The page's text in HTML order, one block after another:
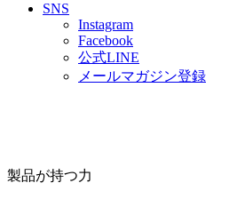
SNS
Instagram
Facebook
公式LINE
メールマガジン登録
製品が持つ力